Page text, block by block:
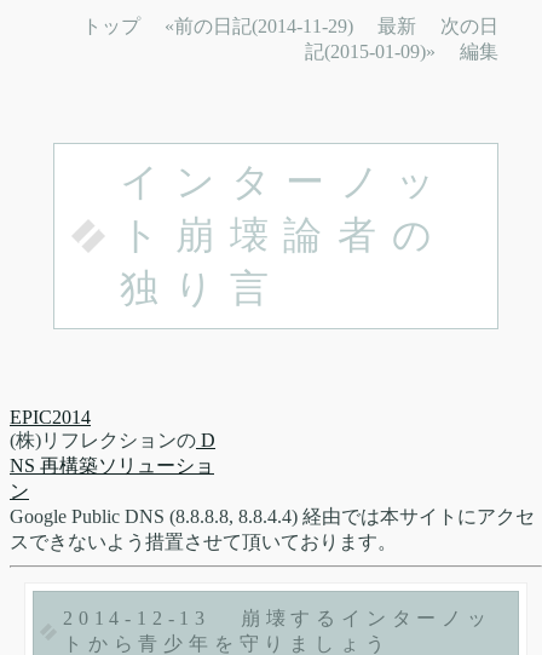
トップ «前の日記(2014-11-29) 最新
次の日
記(2015-01-09)»
編集
インターノッ
ト崩壊論者の
独り言
EPIC2014
(株)リフレクションの D
NS 再構築ソリューショ
ン
Google Public DNS (8.8.8.8, 8.8.4.4) 経由では本サイトにアクセ
スできないよう措置させて頂いております。
2014-12-13
崩壊するインターノッ
トから青少年を守りましょう